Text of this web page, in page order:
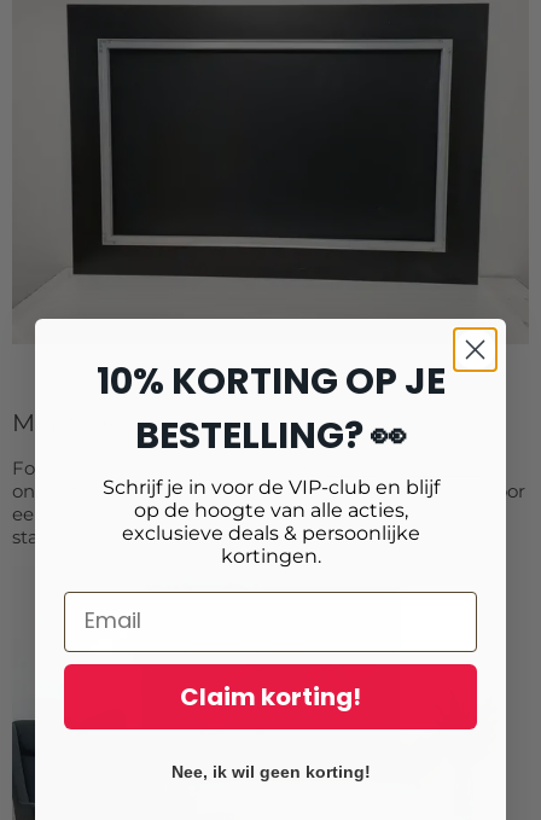
Montage
Fotogeschenk levert verschillende
onzichtbare kleefplaten of profielen, afstandhouders voor
een zwevend effect, of een mini-easel en plexiglas
staander voor kleinere formaten.
10% KORTING OP JE
BESTELLING? 👀
Schrijf je in voor de VIP-club en blijf
op de hoogte van alle acties,
exclusieve deals & persoonlijke
kortingen.
Claim korting!
Nee, ik wil geen korting!